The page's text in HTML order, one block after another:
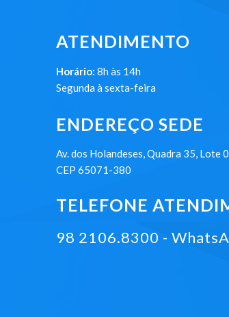
ATENDIMENTO
Horário: 8h às 14h
Segunda à sexta-feira
ENDEREÇO SEDE
Av. dos Holandeses, Quadra 35, Lote
CEP 65071-380
TELEFONE
98 2106.8300 -